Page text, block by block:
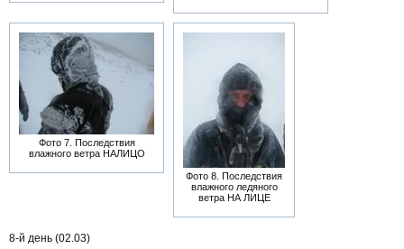
Фото 7. Последствия
влажного ветра НАЛИЦО
Фото 8. Последствия
влажного ледяного
ветра НА ЛИЦЕ
8-й день (02.03)